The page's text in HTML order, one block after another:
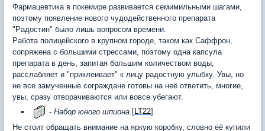
Фармацевтика в покемире развивается семимильными шагами,
поэтому появление нового чудодейственного препарата
"Радостин" было лишь вопросом времени.
Работа полицейского в крупном городе, таком как Саффрон,
сопряжена с большими стрессами, поэтому одна капсула
препарата в день, запитая большим количеством воды,
расслабляет и "приклеивает" к лицу радостную улыбку. Увы, но
не все замученные сограждане готовы на неё ответить, многие,
увы, сразу отворачиваются или вовсе убегают.
- Набор юного шпиона. [LT22]
Не стоит обращать внимание на яркую коробку, словно её купили